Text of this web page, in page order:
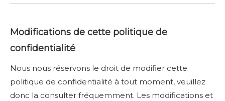
Modifications de cette politique de
confidentialité
Nous nous réservons le droit de modifier cette
politique de confidentialité à tout moment, veuillez
donc la consulter fréquemment. Les modifications et